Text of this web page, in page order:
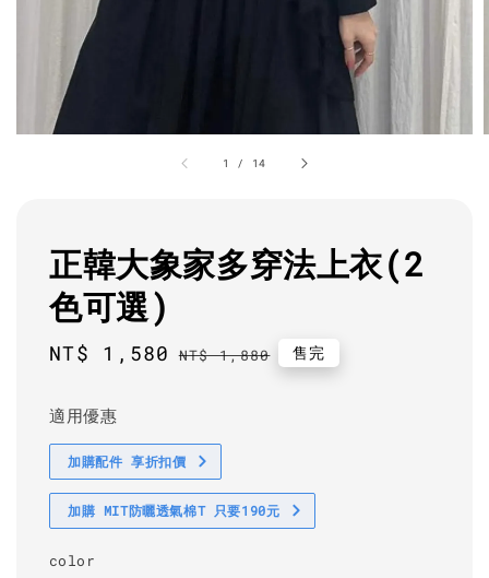
1 / 14
正韓大象家多穿法上衣(2
色可選)
Sale
NT$ 1,580 Regular
NT$ 1,880 售完
適用優惠
加購配件 享折扣價
加購 MIT防曬透氣棉T 只要190元
color